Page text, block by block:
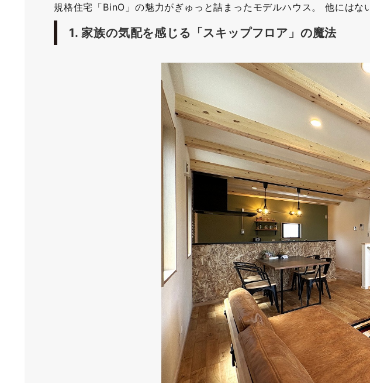
規格住宅「BinO」の魅力がぎゅっと詰まったモデルハウス。 他にはな
1. 家族の気配を感じる「スキップフロア」の魔法